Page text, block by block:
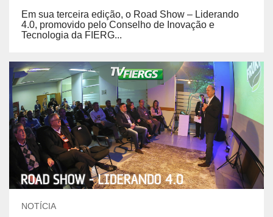
Em sua terceira edição, o Road Show – Liderando
4.0, promovido pelo Conselho de Inovação e
Tecnologia da FIERG...
NOTÍCIA